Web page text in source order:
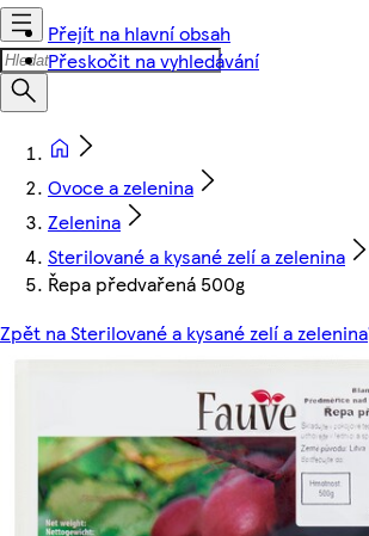
Přejít na hlavní obsah
Přeskočit na vyhledávání
Ovoce a zelenina
Zelenina
Sterilované a kysané zelí a zelenina
Řepa předvařená 500g
Zpět na Sterilované a kysané zelí a zelenina